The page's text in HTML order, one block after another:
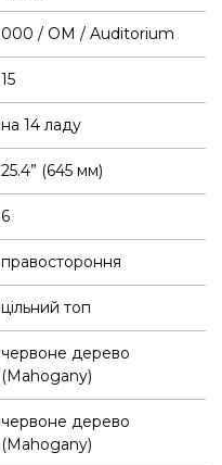
000 / OM / Auditorium
15
на 14 ладу
25.4” (645 мм)
6
правостороння
цільний топ
червоне дерево
(Mahogany)
червоне дерево
(Mahogany)